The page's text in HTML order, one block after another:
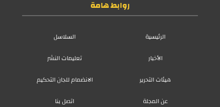
روابط هامة
الرئيسية
السلاسل
الأخبار
تعليمات النشر
هيئات التحرير
الانضمام للجان التحكيم
عن المجلة
اتصل بنا